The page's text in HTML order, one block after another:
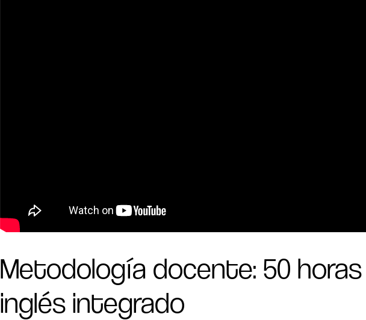
Metodología docente: 50
inglés integrado